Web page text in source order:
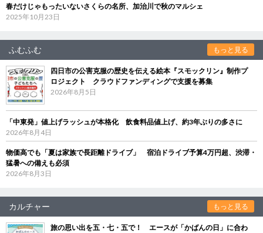
春だけじゃもったいないさくらの名所、加治川で秋のマルシェ
2025年10月23日
ふむふむ もっと見る
四日市の公害克服の歴史を伝える絵本『スモックリン』制作プ
ロジェクト クラウドファンディングで支援を募集
2026年8月5日
「中東発」値上げラッシュが本格化 飲食料品値上げ、約3年ぶりの多さに
2026年8月4日
物価高でも「夏は家族で長距離ドライブ」 宿泊ドライブ予算4万円超、渋滞・
猛暑への備えも必須
2026年8月3日
カルチャー もっと見る
旅の思い出を五・七・五で！ エースが「かばんの日」に合わ